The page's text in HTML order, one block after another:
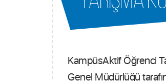
KampüsAktif Öğrenci
Genel Müdürlüğü